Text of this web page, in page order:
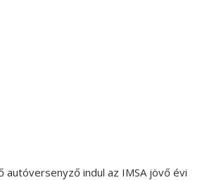
autóversenyző indul az IMSA jövő évi